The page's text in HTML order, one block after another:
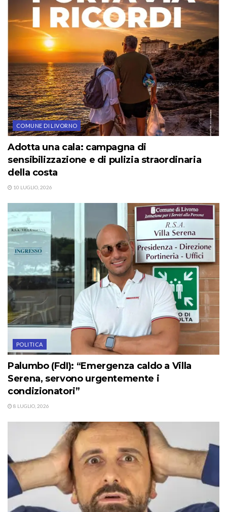
COMUNE DI LIVORNO
Adotta una cala: campagna di
sensibilizzazione e di pulizia straordinaria
della costa
10 LUGLIO, 2026
POLITICA
Palumbo (FdI): “Emergenza caldo a Villa
Serena, servono urgentemente i
condizionatori”
8 LUGLIO, 2026